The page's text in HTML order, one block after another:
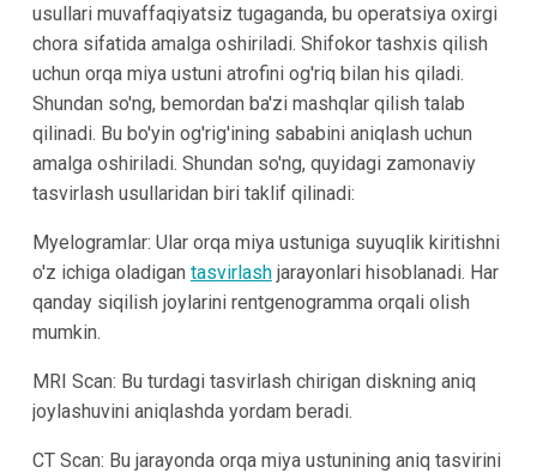
usullari muvaffaqiyatsiz tugaganda, bu operatsiya oxirgi
chora sifatida amalga oshiriladi. Shifokor tashxis qilish
uchun orqa miya ustuni atrofini og'riq bilan his qiladi.
Shundan so'ng, bemordan ba'zi mashqlar qilish talab
qilinadi. Bu bo'yin og'rig'ining sababini aniqlash uchun
amalga oshiriladi. Shundan so'ng, quyidagi zamonaviy
tasvirlash usullaridan biri taklif qilinadi:
Myelogramlar: Ular orqa miya ustuniga suyuqlik kiritishni
o'z ichiga oladigan tasvirlashjarayonlari hisoblanadi. Har
qanday siqilish joylarini rentgenogramma orqali olish
mumkin.
MRI Scan: Bu turdagi tasvirlash chirigan diskning aniq
joylashuvini aniqlashda yordam beradi.
CT Scan: Bu jarayonda orqa miya ustunining aniq tasvirini